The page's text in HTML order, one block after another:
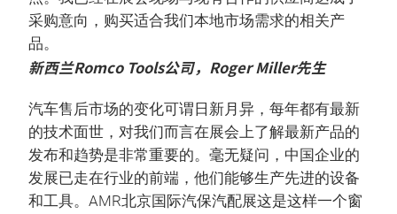
采购意向，购买适合我们本地市场需求的相关产
品。
新西兰Romco Tools公司，Roger Miller先生
汽车售后市场的变化可谓日新月异，每年都有最新
的技术面世，对我们而言在展会上了解最新产品的
发布和趋势是非常重要的。毫无疑问，中国企业的
发展已走在行业的前端，他们能够生产先进的设备
和工具。AMR北京国际汽保汽配展这是这样一个窗